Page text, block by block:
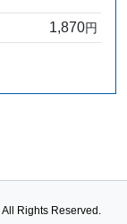
1,870円
All Rights Reserved.